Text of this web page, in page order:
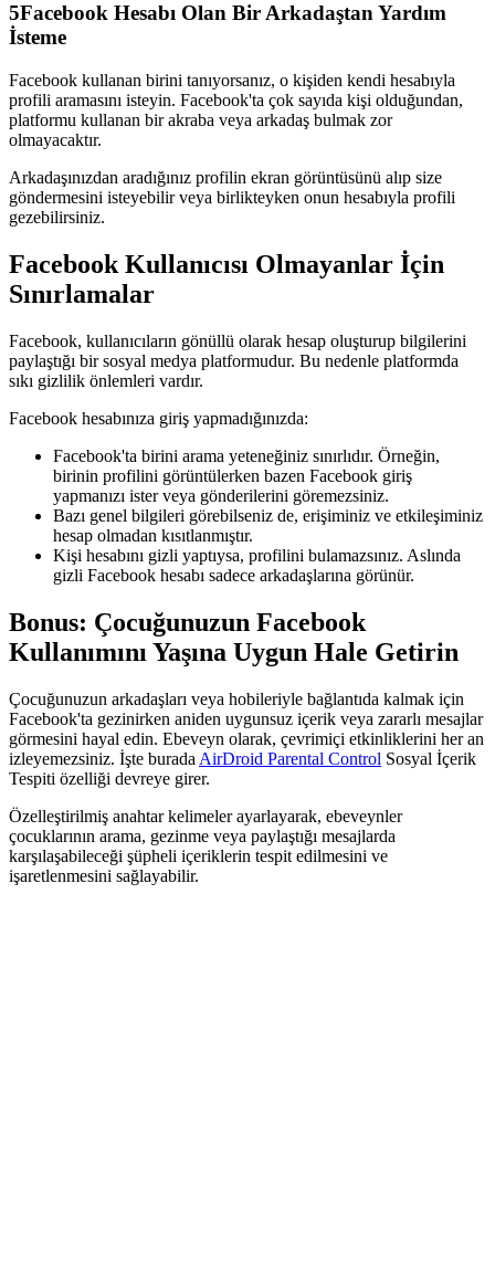
5Facebook Hesabı Olan Bir Arkadaştan Yardım
İsteme
Facebook kullanan birini tanıyorsanız, o kişiden kendi hesabıyla
profili aramasını isteyin. Facebook'ta çok sayıda kişi olduğundan,
platformu kullanan bir akraba veya arkadaş bulmak zor
olmayacaktır.
Arkadaşınızdan aradığınız profilin ekran görüntüsünü alıp size
göndermesini isteyebilir veya birlikteyken onun hesabıyla profili
gezebilirsiniz.
Facebook Kullanıcısı Olmayanlar İçin
Sınırlamalar
Facebook, kullanıcıların gönüllü olarak hesap oluşturup bilgilerini
paylaştığı bir sosyal medya platformudur. Bu nedenle platformda
sıkı gizlilik önlemleri vardır.
Facebook hesabınıza giriş yapmadığınızda:
Facebook'ta birini arama yeteneğiniz sınırlıdır. Örneğin,
birinin profilini görüntülerken bazen Facebook giriş
yapmanızı ister veya gönderilerini göremezsiniz.
Bazı genel bilgileri görebilseniz de, erişiminiz ve etkileşiminiz
hesap olmadan kısıtlanmıştır.
Kişi hesabını gizli yaptıysa, profilini bulamazsınız. Aslında
gizli Facebook hesabı sadece arkadaşlarına görünür.
Bonus: Çocuğunuzun Facebook
Kullanımını Yaşına Uygun Hale Getirin
Çocuğunuzun arkadaşları veya hobileriyle bağlantıda kalmak için
Facebook'ta gezinirken aniden uygunsuz içerik veya zararlı mesajlar
görmesini hayal edin. Ebeveyn olarak, çevrimiçi etkinliklerini her an
izleyemezsiniz. İşte burada AirDroid Parental Control Sosyal İçerik
Tespiti özelliği devreye girer.
Özelleştirilmiş anahtar kelimeler ayarlayarak, ebeveynler
çocuklarının arama, gezinme veya paylaştığı mesajlarda
karşılaşabileceği şüpheli içeriklerin tespit edilmesini ve
işaretlenmesini sağlayabilir.